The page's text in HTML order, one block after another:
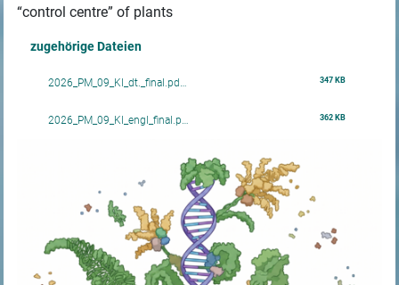
“control centre” of plants
zugehörige Dateien
2026_PM_09_KI_dt._final.pd… 347 KB
2026_PM_09_KI_engl_final.p… 362 KB